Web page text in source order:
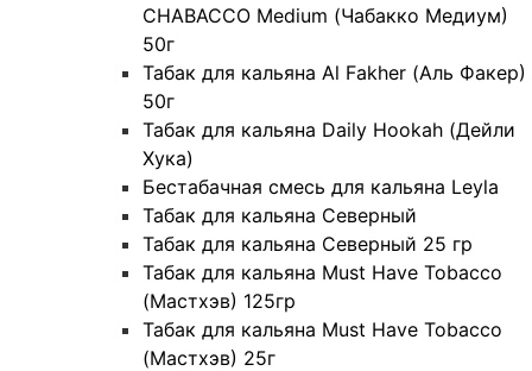
CHABACCO Medium (Чабакко Медиум)
50г
Табак для кальяна Al Fakher (Аль Факер)
50г
Табак для кальяна Daily Hookah (Дейли
Хука)
Бестабачная смесь для кальяна Leyla
Табак для кальяна Северный
Табак для кальяна Северный 25 гр
Табак для кальяна Must Have Tobacco
(Мастхэв) 125гр
Табак для кальяна Must Have Tobacco
(Мастхэв) 25г